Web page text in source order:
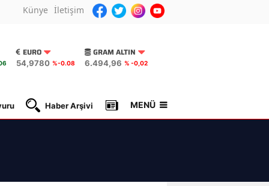
Künye İletişim
EURO
54,9780 %-0.08
GRAM ALTIN
6.494,96 % -0,02
Haber Arşivi Gazete Manşetleri
MENÜ